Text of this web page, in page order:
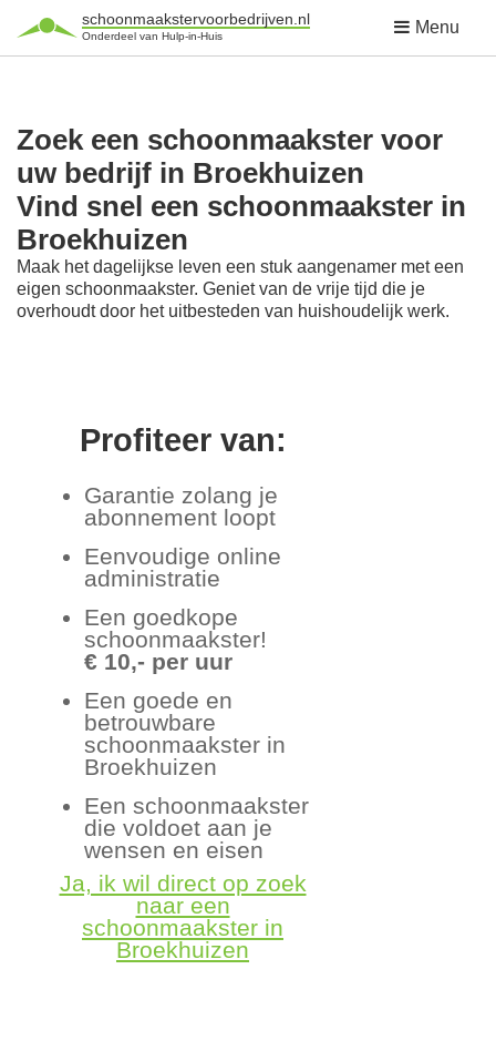
schoonmaakstervoorbedrijven.nl
Onderdeel van Hulp-in-Huis Menu
Zoek een schoonmaakster voor
uw bedrijf in Broekhuizen
Vind snel een schoonmaakster in
Broekhuizen
Maak het dagelijkse leven een stuk aangenamer met een
eigen schoonmaakster. Geniet van de vrije tijd die je
overhoudt door het uitbesteden van huishoudelijk werk.
Profiteer van:
Garantie zolang je
abonnement loopt
Eenvoudige online
administratie
Een goedkope
schoonmaakster!
€ 10,- per uur
Een goede en
betrouwbare
schoonmaakster in
Broekhuizen
Een schoonmaakster
die voldoet aan je
wensen en eisen
Ja, ik wil direct op zoek
naar een
schoonmaakster in
Broekhuizen